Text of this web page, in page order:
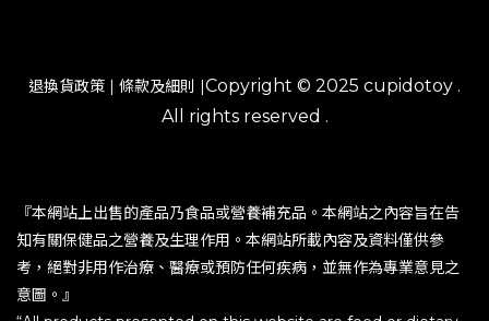
退換貨政策 | 條款及細則 |Copyright © 2025 cupidotoy .
All rights reserved .
『本網站上出售的產品乃食品或營養補充品。本網站之內容旨在告
知有關保健品之營養及生理作用。本網站所載內容及資料僅供參
考，絕對非用作治療、醫療或預防任何疾病，並無作為專業意見之
意圖。』